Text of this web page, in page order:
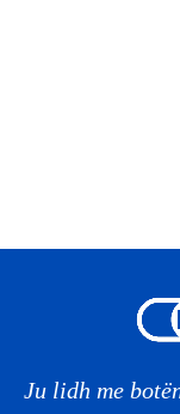
Ju lidh me